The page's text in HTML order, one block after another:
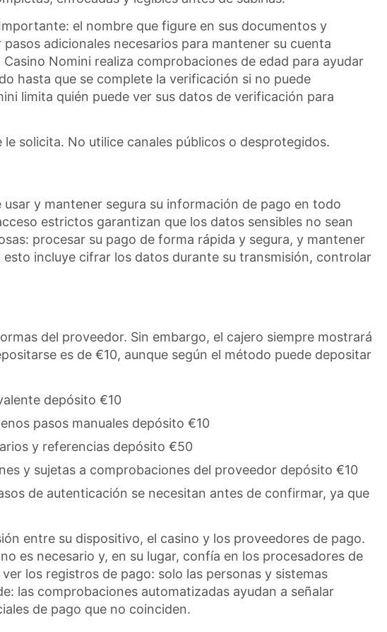
el nombre que figure en sus documentos y
adicionales necesarios para mantener su cuenta
Nomini realiza comprobaciones de edad para ayudar
hasta que se complete la verificación si no puede
limita quién puede ver sus datos de verificación para
solicita. No utilice canales públicos o desprotegidos.
y mantener segura su información de pago en todo
estrictos garantizan que los datos sensibles no sean
procesar su pago de forma rápida y segura, y mantener
incluye cifrar los datos durante su transmisión, controlar
del proveedor. Sin embargo, el cajero siempre mostrará
es de €10, aunque según el método puede depositar
depósito €10
pasos manuales depósito €10
y referencias depósito €50
y sujetas a comprobaciones del proveedor depósito €10
de autenticación se necesitan antes de confirmar, ya que
entre su dispositivo, el casino y los proveedores de pago.
es necesario y, en su lugar, confía en los procesadores de
los registros de pago: solo las personas y sistemas
las comprobaciones automatizadas ayudan a señalar
de pago que no coinciden.